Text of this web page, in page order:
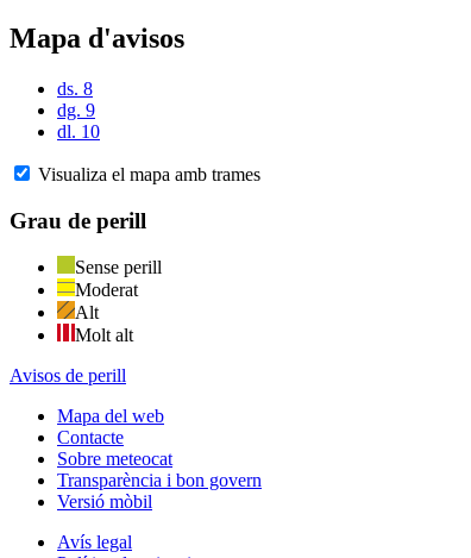
Mapa d'avisos
ds. 8
dg. 9
dl. 10
Visualiza el mapa amb trames
Grau de perill
Sense perill
Moderat
Alt
Molt alt
Avisos de perill
Mapa del web
Contacte
Sobre meteocat
Transparència i bon govern
Versió mòbil
Avís legal